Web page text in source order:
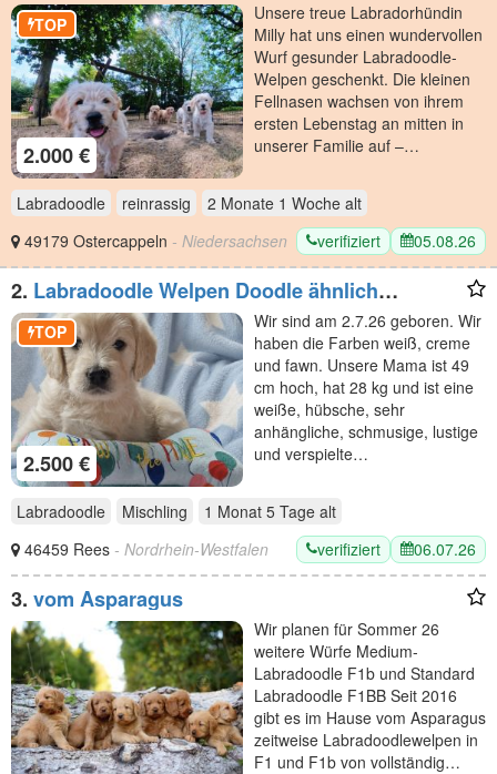
2.000 €
TOP
Unsere treue Labradorhündin
Milly hat uns einen wundervollen
Wurf gesunder Labradoodle-
Welpen geschenkt. Die kleinen
Fellnasen wachsen von ihrem
ersten Lebenstag an mitten in
unserer Familie auf –…
Labradoodle reinrassig 2 Monate 1 Woche alt
49179 Ostercappeln - Niedersachsen verifiziert 05.08.26
2. Labradoodle Welpen Doodle ähnlich
Goldendoodle F1 Medium - erfahrene liebevolle
Familienaufzucht
2.500 €
TOP
Wir sind am 2.7.26 geboren. Wir
haben die Farben weiß, creme
und fawn. Unsere Mama ist 49
cm hoch, hat 28 kg und ist eine
weiße, hübsche, sehr
anhängliche, schmusige, lustige
und verspielte…
Labradoodle Mischling 1 Monat 5 Tage alt
46459 Rees - Nordrhein-Westfalen verifiziert 06.07.26
3. vom Asparagus
Wir planen für Sommer 26
weitere Würfe Medium-
Labradoodle F1b und Standard
Labradoodle F1BB Seit 2016
gibt es im Hause vom Asparagus
zeitweise Labradoodlewelpen in
F1 und F1b von vollständig…